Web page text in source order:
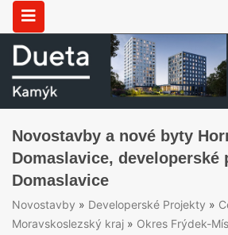
Novostavby a nové byty
Domaslavice, developerské
Domaslavice
Novostavby » Developerské Projekty »
Moravskoslezský kraj » Okres Frýdek-